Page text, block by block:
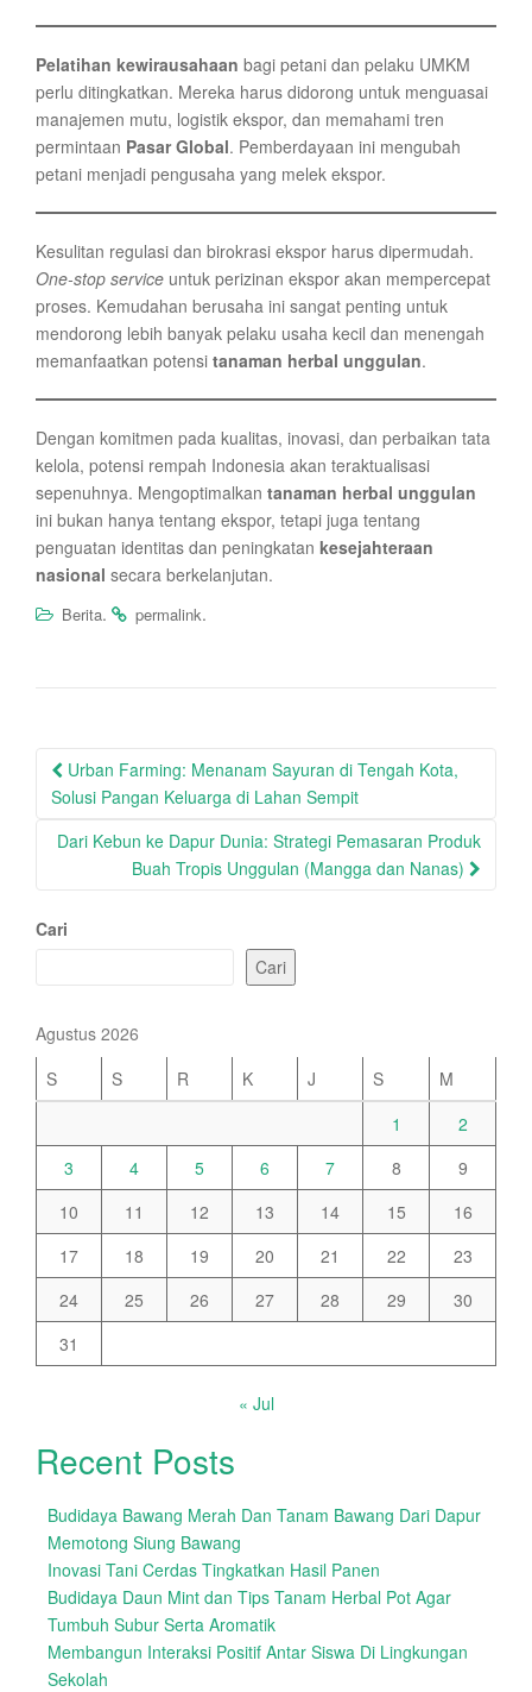
Pelatihan kewirausahaan bagi petani dan pelaku UMKM
perlu ditingkatkan. Mereka harus didorong untuk menguasai
manajemen mutu, logistik ekspor, dan memahami tren
permintaan Pasar Global. Pemberdayaan ini mengubah
petani menjadi pengusaha yang melek ekspor.
Kesulitan regulasi dan birokrasi ekspor harus dipermudah.
One-stop service untuk perizinan ekspor akan mempercepat
proses. Kemudahan berusaha ini sangat penting untuk
mendorong lebih banyak pelaku usaha kecil dan menengah
memanfaatkan potensi tanaman herbal unggulan.
Dengan komitmen pada kualitas, inovasi, dan perbaikan tata
kelola, potensi rempah Indonesia akan teraktualisasi
sepenuhnya. Mengoptimalkan tanaman herbal unggulan
ini bukan hanya tentang ekspor, tetapi juga tentang
penguatan identitas dan peningkatan kesejahteraan
nasional secara berkelanjutan.
Berita. permalink.
Post
navigation
Urban Farming: Menanam Sayuran di Tengah Kota,
Solusi Pangan Keluarga di Lahan Sempit
Dari Kebun ke Dapur Dunia: Strategi Pemasaran Produk
Buah Tropis Unggulan (Mangga dan Nanas)
Cari
Cari
Agustus 2026
S
S R K J S
M
1
2
3
4 5 6 7 8
9
10
11 12 13 14 15
16
17
18 19 20 21 22
23
24
25 26 27 28 29
30
31
« Jul
Recent Posts
Budidaya Bawang Merah Dan Tanam Bawang Dari Dapur
Memotong Siung Bawang
Inovasi Tani Cerdas Tingkatkan Hasil Panen
Budidaya Daun Mint dan Tips Tanam Herbal Pot Agar
Tumbuh Subur Serta Aromatik
Membangun Interaksi Positif Antar Siswa Di Lingkungan
Sekolah